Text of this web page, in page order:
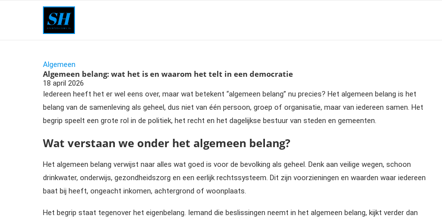
Algemeen
Algemeen belang: wat het is en waarom het telt in een democratie
18 april 2026
Iedereen heeft het er wel eens over, maar wat betekent “algemeen belang” nu precies? Het algemeen belang is het
belang van de samenleving als geheel, dus niet van één persoon, groep of organisatie, maar van iedereen samen. Het
begrip speelt een grote rol in de politiek, het recht en het dagelijkse bestuur van steden en gemeenten.
Wat verstaan we onder het algemeen belang?
Het algemeen belang verwijst naar alles wat goed is voor de bevolking als geheel. Denk aan veilige wegen, schoon
drinkwater, onderwijs, gezondheidszorg en een eerlijk rechtssysteem. Dit zijn voorzieningen en waarden waar iedereen
baat bij heeft, ongeacht inkomen, achtergrond of woonplaats.
Het begrip staat tegenover het eigenbelang. Iemand die beslissingen neemt in het algemeen belang, kijkt verder dan